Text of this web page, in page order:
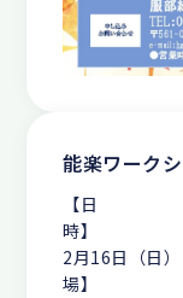
能楽ワーク
【日
2月16日（日